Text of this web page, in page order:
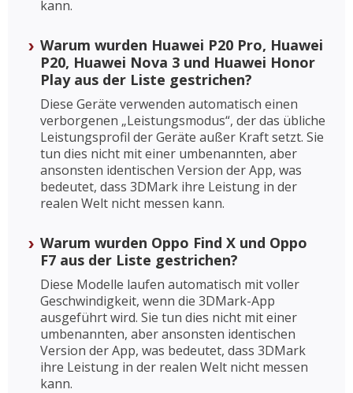
kann.
Warum wurden Huawei P20 Pro, Huawei
P20, Huawei Nova 3 und Huawei Honor
Play aus der Liste gestrichen?
Diese Geräte verwenden automatisch einen
verborgenen „Leistungsmodus“, der das übliche
Leistungsprofil der Geräte außer Kraft setzt. Sie
tun dies nicht mit einer umbenannten, aber
ansonsten identischen Version der App, was
bedeutet, dass 3DMark ihre Leistung in der
realen Welt nicht messen kann.
Warum wurden Oppo Find X und Oppo
F7 aus der Liste gestrichen?
Diese Modelle laufen automatisch mit voller
Geschwindigkeit, wenn die 3DMark-App
ausgeführt wird. Sie tun dies nicht mit einer
umbenannten, aber ansonsten identischen
Version der App, was bedeutet, dass 3DMark
ihre Leistung in der realen Welt nicht messen
kann.